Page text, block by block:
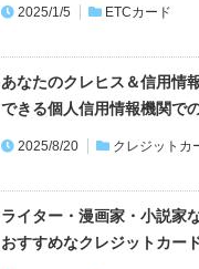
2025/1/5 ETCカード
あなたのクレヒス＆信用情
できる個人信用情報機関で
2025/8/20 クレジットカ
ライター・漫画家・小説家
おすすめなクレジットカー